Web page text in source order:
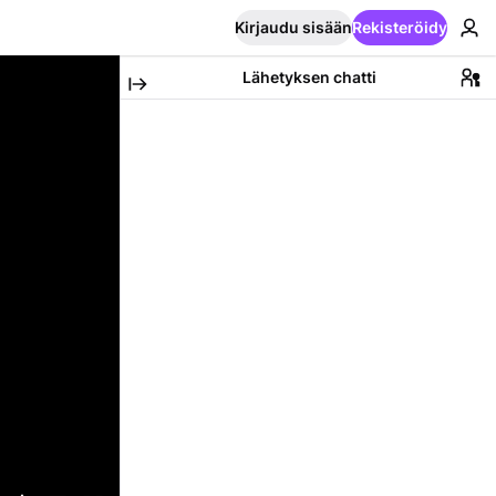
Kirjaudu sisäänRekisteröidy
Lähetyksen chatti